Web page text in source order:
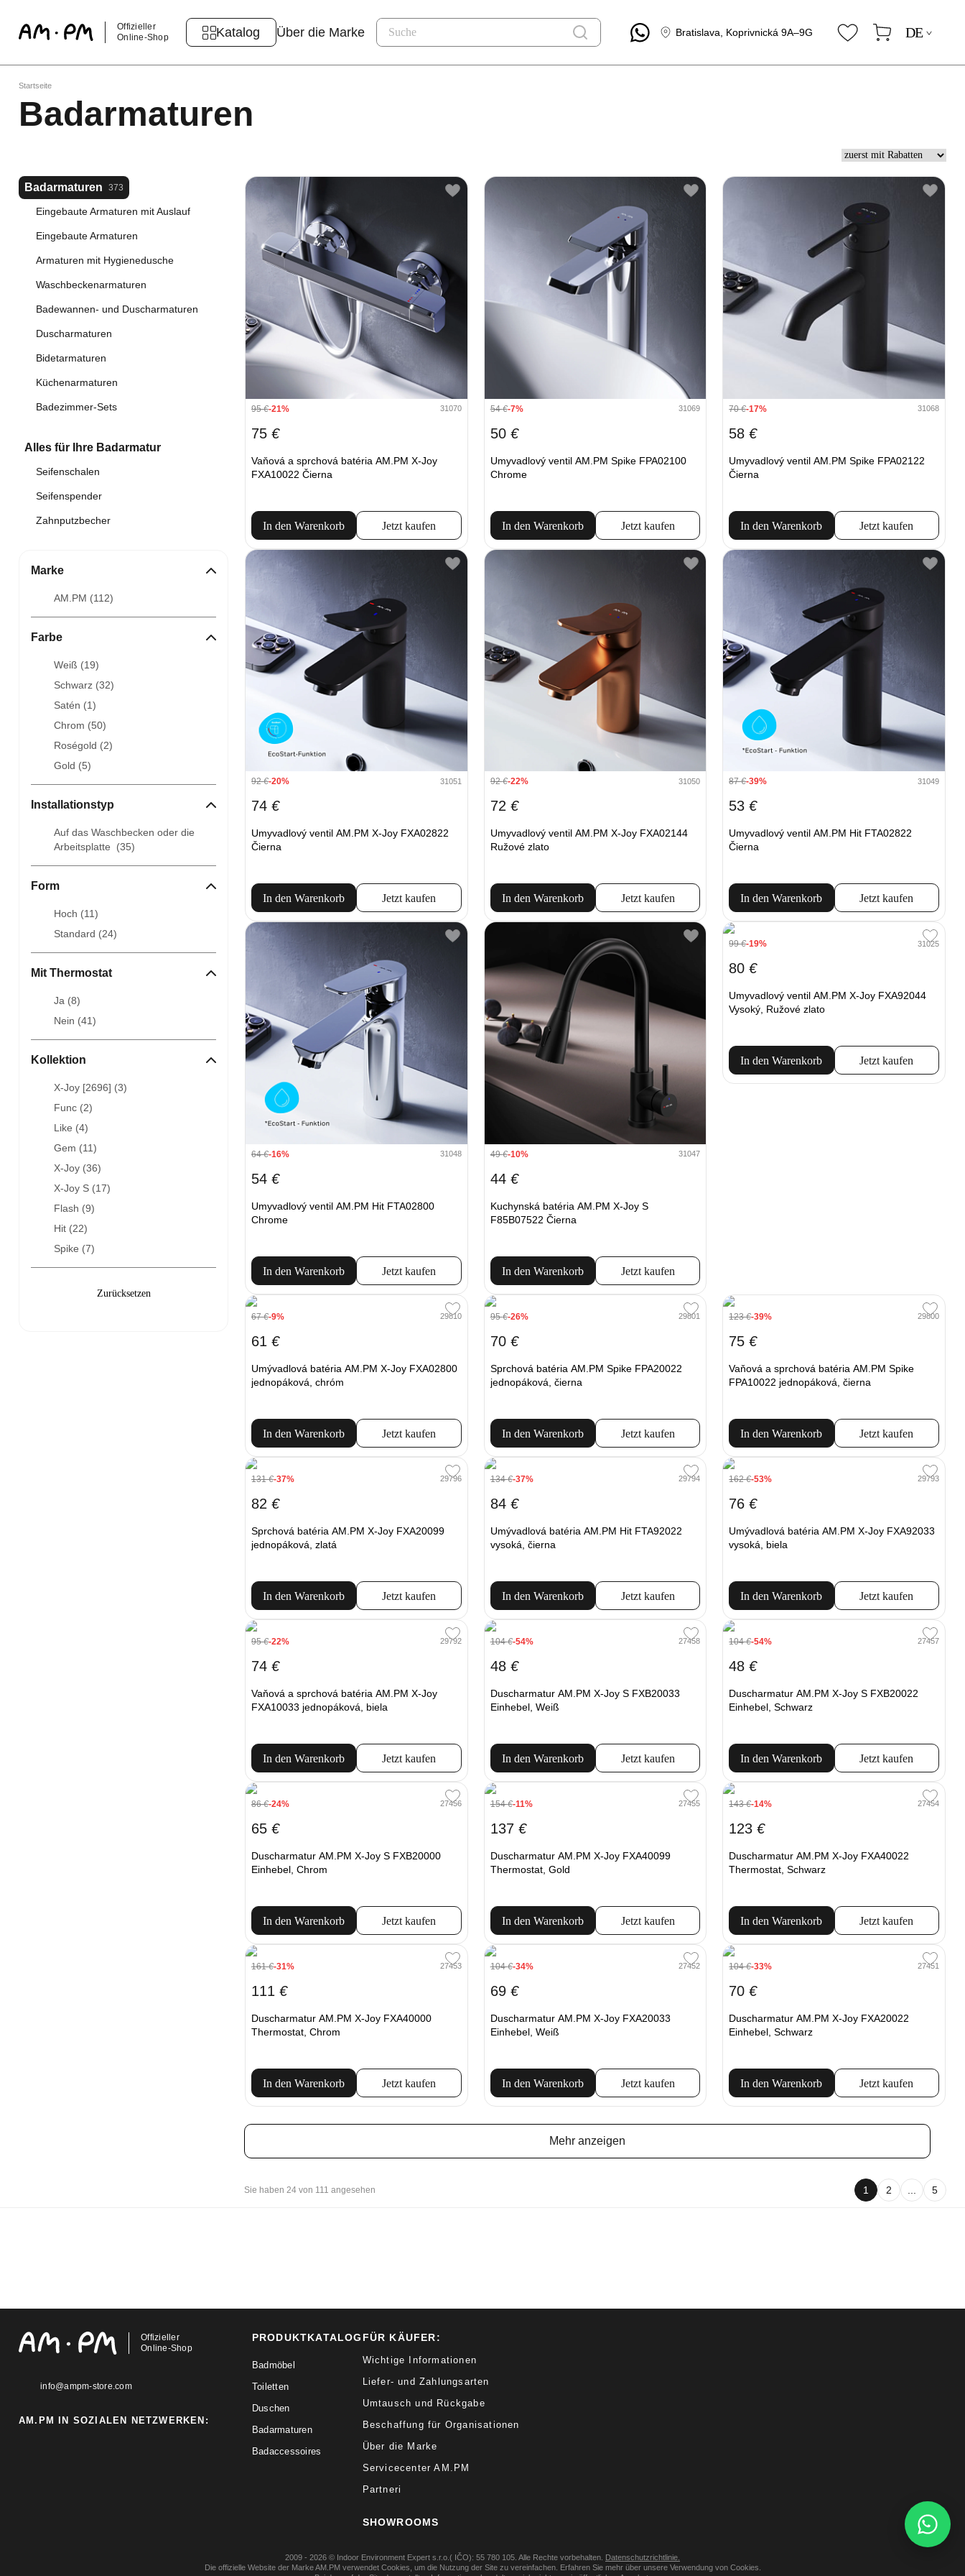
Offizieller
Online-Shop
Katalog Über die Marke Bratislava, Koprivnická 9A–9G DE
Startseite
Badarmaturen
Badarmaturen 373
Eingebaute Armaturen mit Auslauf
Eingebaute Armaturen
Armaturen mit Hygienedusche
Waschbeckenarmaturen
Badewannen- und Duscharmaturen
Duscharmaturen
Bidetarmaturen
Küchenarmaturen
Badezimmer-Sets
Alles für Ihre Badarmatur
Seifenschalen
Seifenspender
Zahnputzbecher
Marke
AM.PM (112)
Farbe
Weiß (19)
Schwarz (32)
Satén (1)
Chrom (50)
Roségold (2)
Gold (5)
Installationstyp
Auf das Waschbecken oder die
Arbeitsplatte (35)
Form
Hoch (11)
Standard (24)
Mit Thermostat
Ja (8)
Nein (41)
Kollektion
X-Joy [2696] (3)
Func (2)
Like (4)
Gem (11)
X-Joy (36)
X-Joy S (17)
Flash (9)
Hit (22)
Spike (7)
95€-21% 31070
75 €
Vaňová a sprchová batéria AM.PM X-Joy
FXA10022 Čierna
In den Warenkorb Jetzt kaufen
54€-7% 31069
50 €
Umyvadlový ventil AM.PM Spike FPA02100
Chrome
In den Warenkorb Jetzt kaufen
70€-17% 31068
58€
Umyvadlový ventil AM.PM Spike FPA02122
Čierna
In den Warenkorb Jetzt kaufen
92€-20% 31051
74 €
Umyvadlový ventil AM.PM X-Joy FXA02822
Čierna
In den Warenkorb Jetzt kaufen
92€-22% 31050
72 €
Umyvadlový ventil AM.PM X-Joy FXA02144
Ružové zlato
In den Warenkorb Jetzt kaufen
87€-39% 31049
53€
Umyvadlový ventil AM.PM Hit FTA02822
Čierna
In den Warenkorb Jetzt kaufen
64€-16% 31048
54 €
Umyvadlový ventil AM.PM Hit FTA02800
Chrome
In den Warenkorb Jetzt kaufen
49€-10% 31047
44 €
Kuchynská batéria AM.PM X-Joy S
F85B07522 Čierna
In den Warenkorb Jetzt kaufen
99€-19% 31025
80€
Umyvadlový ventil AM.PM X-Joy FXA92044
Vysoký, Ružové zlato
In den Warenkorb Jetzt kaufen
67€-9% 29810
61 €
Umývadlová batéria AM.PM X-Joy FXA02800
jednopáková, chróm
In den Warenkorb Jetzt kaufen
95€-26% 29801
70 €
Sprchová batéria AM.PM Spike FPA20022
jednopáková, čierna
In den Warenkorb Jetzt kaufen
123€-39% 29800
75€
Vaňová a sprchová batéria AM.PM Spike
FPA10022 jednopáková, čierna
In den Warenkorb Jetzt kaufen
131€-37% 29796
82 €
Sprchová batéria AM.PM X-Joy FXA20099
jednopáková, zlatá
In den Warenkorb Jetzt kaufen
134€-37% 29794
84 €
Umývadlová batéria AM.PM Hit FTA92022
vysoká, čierna
In den Warenkorb Jetzt kaufen
162€-53% 29793
76€
Umývadlová batéria AM.PM X-Joy FXA92033
vysoká, biela
In den Warenkorb Jetzt kaufen
95€-22% 29792
74 €
Vaňová a sprchová batéria AM.PM X-Joy
FXA10033 jednopáková, biela
In den Warenkorb Jetzt kaufen
104€-54% 27458
48 €
Duscharmatur AM.PM X-Joy S FXB20033
Einhebel, Weiß
In den Warenkorb Jetzt kaufen
104€-54% 27457
48€
Duscharmatur AM.PM X-Joy S FXB20022
Einhebel, Schwarz
In den Warenkorb Jetzt kaufen
86€-24% 27456
65 €
Duscharmatur AM.PM X-Joy S FXB20000
Einhebel, Chrom
In den Warenkorb Jetzt kaufen
154€-11% 27455
137 €
Duscharmatur AM.PM X-Joy FXA40099
Thermostat, Gold
In den Warenkorb Jetzt kaufen
143€-14% 27454
123€
Duscharmatur AM.PM X-Joy FXA40022
Thermostat, Schwarz
In den Warenkorb Jetzt kaufen
161€-31% 27453
111 €
Duscharmatur AM.PM X-Joy FXA40000
Thermostat, Chrom
In den Warenkorb Jetzt kaufen
104€-34% 27452
69 €
Duscharmatur AM.PM X-Joy FXA20033
Einhebel, Weiß
In den Warenkorb Jetzt kaufen
104€-33% 27451
70€
Duscharmatur AM.PM X-Joy FXA20022
Einhebel, Schwarz
In den Warenkorb Jetzt kaufen
Mehr anzeigen
Sie haben 24 von 111 angesehen 1 2 5
Offizieller
Online-Shop
info@ampm-store.com
AM.PM IN SOZIALEN NETZWERKEN:
PRODUKTKATALOG
Badmöbel
Toiletten
Duschen
Badarmaturen
Badaccessoires
FÜR KÄUFER:
Wichtige Informationen
Liefer- und Zahlungsarten
Umtausch und Rückgabe
Beschaffung für Organisationen
Über die Marke
Servicecenter AM.PM
Partneri
SHOWROOMS
2009 - 2026 © Indoor Environment Expert s.r.o.( IČO): 55 780 105. Alle Rechte vorbehalten. Datenschutzrichtlinie.
Die offizielle Website der Marke AM.PM verwendet Cookies, um die Nutzung der Site zu vereinfachen. Erfahren Sie mehr über unsere Verwendung von Cookies.